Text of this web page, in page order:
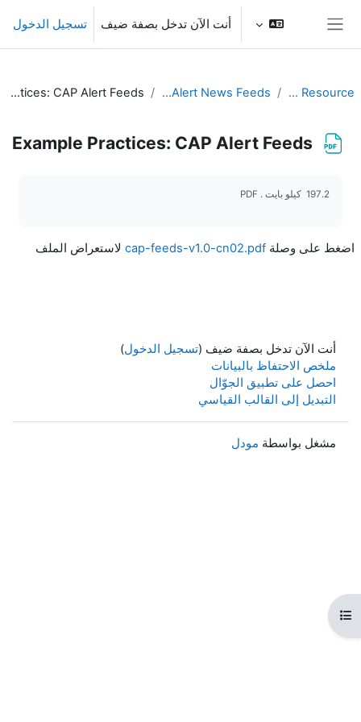
تخطى إلى المحتوى الرئيسي
أنت الآن تدخل بصفة ضيف تسجيل الدخول
المقرر
CAP IT Resource
Publishing Alert News Feeds
Example Practices: CAP Alert Feeds
Example Practices: CAP Alert Feeds
197.2 كيلو بايت . PDF
اضغط على وصلة cap-feeds-v1.0-cn02.pdf لاستعراض الملف
أنت الآن تدخل بصفة ضيف (تسجيل الدخول)
ملخص الاحتفاظ بالبيانات
احصل على تطبيق الجوّال
التبديل إلى القالب القياسي
مشغل بواسطة مودل